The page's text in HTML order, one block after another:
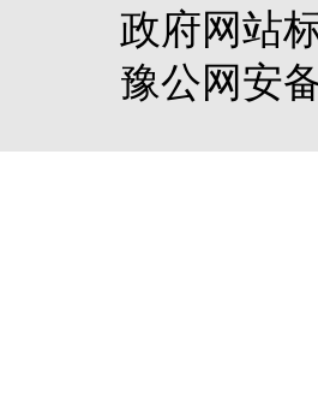
政府网站
豫公网安